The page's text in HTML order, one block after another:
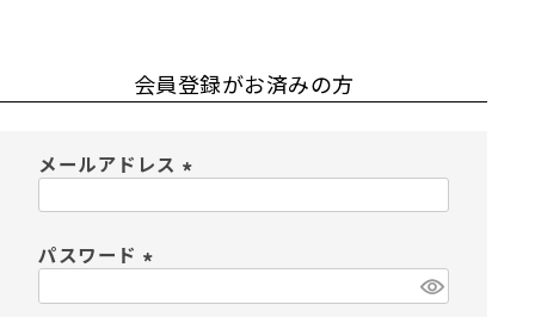
会員登録がお済みの方
メールアドレス
パスワード